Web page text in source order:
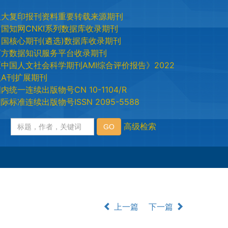
复印报刊资料重要转载来源期刊
知网CNKI系列数据库收录期刊
核心期刊(遴选)数据库收录期刊
数据知识服务平台收录期刊
国人文社会科学期刊AMI综合评价报告》2022
刊扩展期刊
统一连续出版物号CN 10-1104/R
标准连续出版物号ISSN 2095-5588
上一篇 下一篇